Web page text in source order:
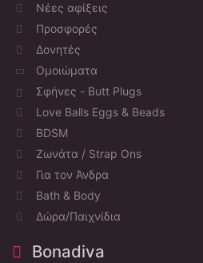
Νέες αφίξεις
Προσφορές
Δονητές
Ομοιώματα
Σφήνες - Butt Plugs
Love Balls Eggs & Beads
BDSM
Ζωνάτα / Strap Ons
Για τον Άνδρα
Bath & Body
Δώρα/Παιχνίδια
Bonadiva